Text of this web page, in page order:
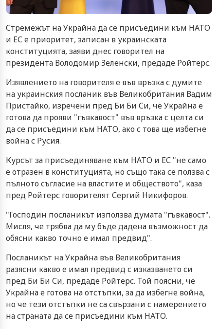
Стремежът на Украйна да се присъедини към НАТО
и ЕС е приоритет, записан в украинската
конституцията, заяви днес говорител на
президента Володомир Зеленски, предаде Ройтерс.
Изявлението на говорителя е във връзка с думите
на украинския посланик във Великобритания Вадим
Пристайко, изречени пред Би Би Си, че Украйна е
готова да прояви "гъвкавост" във връзка с целта си
да се присъедини към НАТО, ако с това ще избегне
война с Русия.
Курсът за присъединяване към НАТО и ЕС "не само
е отразен в конституцията, но също така се ползва с
пълното съгласие на властите и обществото", каза
пред Ройтерс говорителят Сергий Никифоров.
"Господин посланикът използва думата "гъвкавост".
Мисля, че трябва да му бъде дадена възможност да
обясни какво точно е имал предвид".
Посланикът на Украйна във Великобритания
разясни какво е имал предвид с изказването си
пред Би Би Си, предаде Ройтерс. Той поясни, че
Украйна е готова на отстъпки, за да избегне война,
но че тези отстъпки не са свързани с намерението
на страната да се присъедини към НАТО.